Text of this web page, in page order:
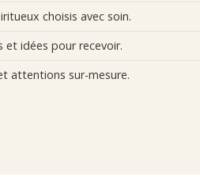
choisis avec soin.
idées pour recevoir.
attentions sur-mesure.